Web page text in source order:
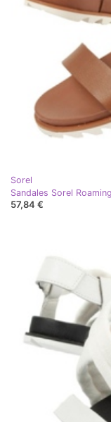
Sorel
Sandales Sorel
57,84 €